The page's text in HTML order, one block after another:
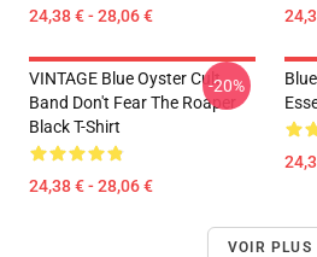
24,38 € - 28,06 €
VINTAGE Blue Oyster Cult
Band Don't Fear The Roaper
Black T-Shirt
24,38 € - 28,06 €
-20%
VOIR PLUS